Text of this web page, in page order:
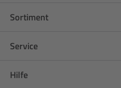
Sortiment
Service
Hilfe